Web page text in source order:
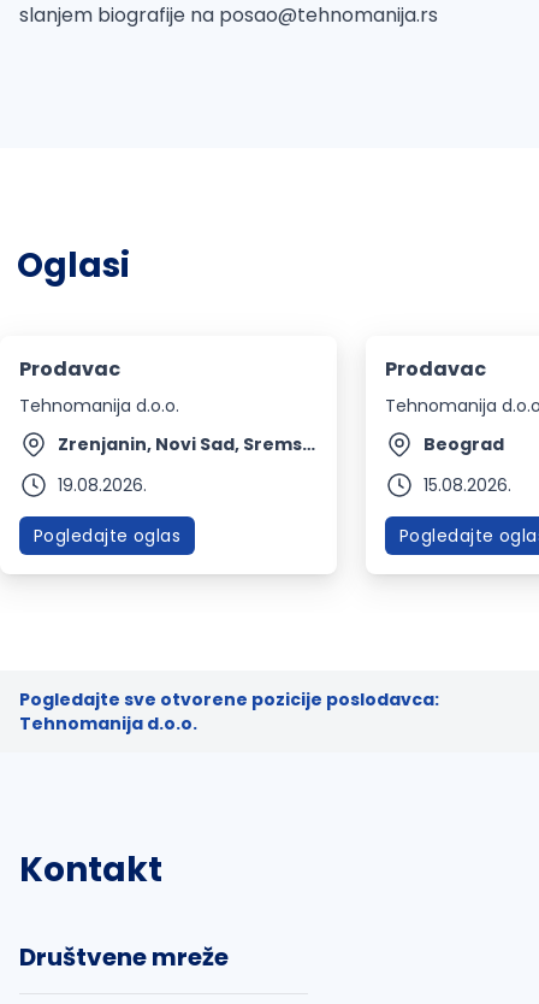
slanjem biografije na posao@tehnomanija.rs
Oglasi
Prodavac
Tehnomanija d.o.o.
Zrenjanin, Novi Sad, Sremska Mitrovica, Pančevo, Vršac + 61 mesto
19.08.2026.
Pogledajte oglas
Prodavac
Tehnomanija
Beograd
15.08.2026.
Pogledajte
Pogledajte sve otvorene pozicije poslodavca:
Tehnomanija d.o.o.
Kontakt
Društvene mreže